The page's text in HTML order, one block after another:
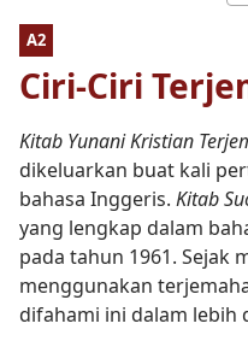
A2
Ciri-Ciri
Kitab Yunani Kristian
dikeluarkan buat kali
bahasa Inggeris. Kitab
yang lengkap dalam
pada tahun 1961. Sejak
menggunakan
difahami ini dalam lebih